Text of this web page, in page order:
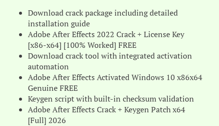
Download crack package including detailed
installation guide
Adobe After Effects 2022 Crack + License Key
[x86-x64] [100% Worked] FREE
Download crack tool with integrated activation
automation
Adobe After Effects Activated Windows 10 x86x64
Genuine FREE
Keygen script with built-in checksum validation
Adobe After Effects Crack + Keygen Patch x64
[Full] 2026